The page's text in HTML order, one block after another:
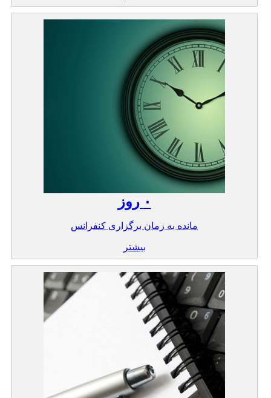
۰ روز
مانده به زمان برگزاری کنفرانس
بیشتر